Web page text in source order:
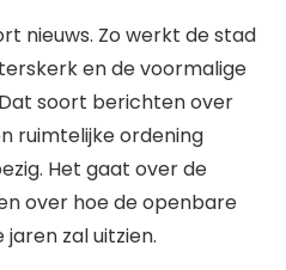
nieuws. Zo werkt de stad
en de voormalige
soort berichten over
ruimtelijke ordening
Het gaat over de
over hoe de openbare
zal uitzien.